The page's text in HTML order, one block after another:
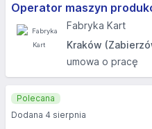
Operator maszyn
Fabryka Kart
Kraków
umowa o pracę
Polecana
Dodana 4 sierpnia